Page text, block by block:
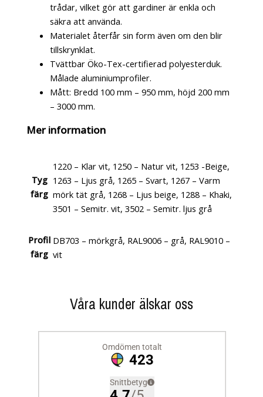
trådar, vilket gör att gardiner är enkla och
säkra att använda.
Materialet återfår sin form även om den blir
tillskrynklat.
Tvättbar Öko-Tex-certifierad polyesterduk.
Målade aluminiumprofiler.
Mått: Bredd 100 mm – 950 mm, höjd 200 mm
– 3000 mm.
Mer information
Tyg
färg
1220 – Klar vit, 1250 – Natur vit, 1253 -Beige,
1263 – Ljus grå, 1265 – Svart, 1267 – Varm
mörk tät grå, 1268 – Ljus beige, 1288 – Khaki,
3501 – Semitr. vit, 3502 – Semitr. ljus grå
Profil
färg
DB703 – mörkgrå, RAL9006 – grå, RAL9010 –
vit
Våra kunder älskar oss